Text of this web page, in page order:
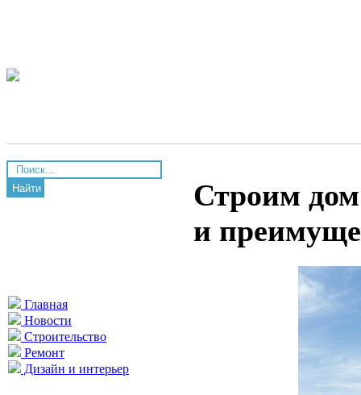
Найти
Главная
Новости
Строительство
Ремонт
Дизайн и интерьер
Строим дом
и